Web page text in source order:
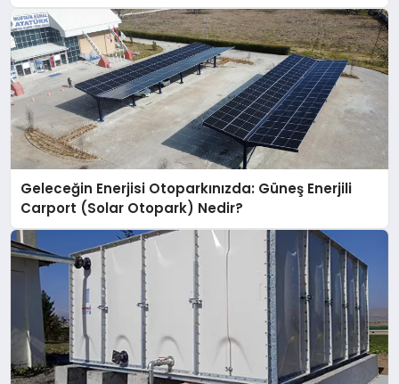
Geleceğin Enerjisi Otoparkınızda: Güneş Enerjili
Carport (Solar Otopark) Nedir?